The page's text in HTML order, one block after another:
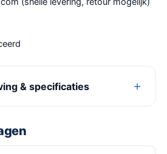
& specificaties